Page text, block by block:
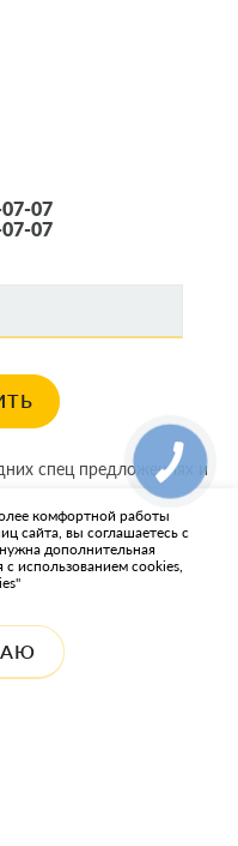
07
07
спец предложениях и
комфортной работы
сайта, вы соглашаетесь с
дополнительная
использованием cookies,